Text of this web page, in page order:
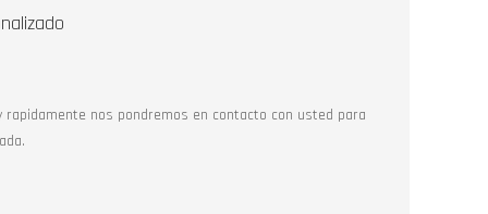
nos pondremos en contacto con usted para